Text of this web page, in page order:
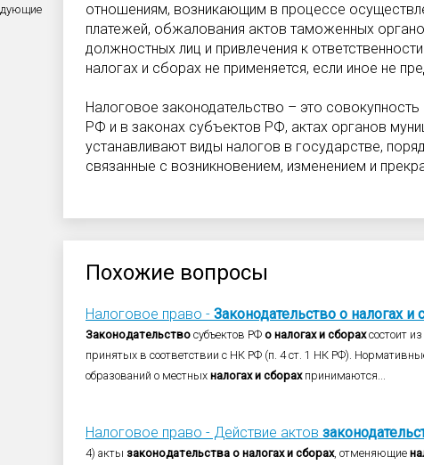
отношениям, возникающим в процессе
платежей, обжалования актов таможенных
должностных лиц и привлечения к
налогах и сборах не применяется, если иное не
Налоговое законодательство – это
РФ и в законах субъектов РФ, актах органов
устанавливают виды налогов в государстве,
связанные с возникновением, изменением и
Похожие вопросы
Налоговое право - Законодательство о налогах и
Законодательство субъектов РФ о налогах и сборахсостоит
принятых в соответствии с НК РФ (п. 4 ст. 1 НК РФ).
образований о местных налогах и сборахпринимаются...
Налоговое право - Действие актов
4) акты законодательства о налогах и сборах, отменяющие